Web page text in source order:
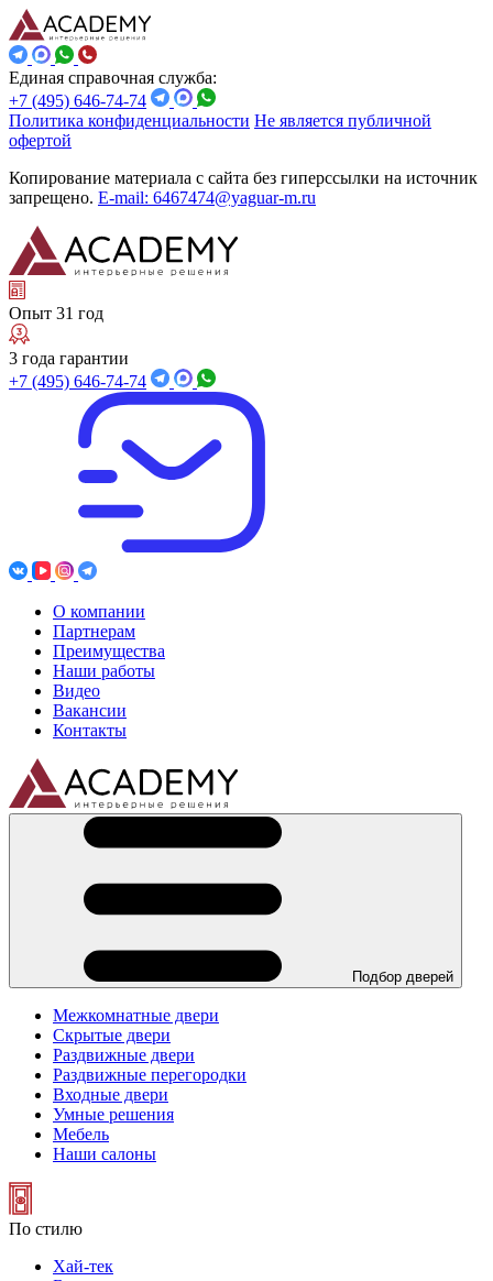
Единая справочная служба:
+7 (495) 646-74-74
Политика конфиденциальности Не является публичной
офертой
Копирование материала с сайта без гиперссылки на источник
запрещено. E-mail: 6467474@yaguar-m.ru
Опыт 31 год
3 года гарантии
+7 (495) 646-74-74
О компании
Партнерам
Преимущества
Наши работы
Видео
Вакансии
Контакты
Подбор дверей
Межкомнатные двери
Скрытые двери
Раздвижные двери
Раздвижные перегородки
Входные двери
Умные решения
Мебель
Наши салоны
По стилю
Хай-тек